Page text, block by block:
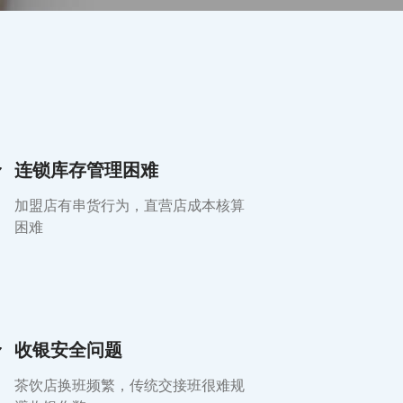
连锁库存管理困难
加盟店有串货行为，直营店成本核算
困难
收银安全问题
茶饮店换班频繁，传统交接班很难规